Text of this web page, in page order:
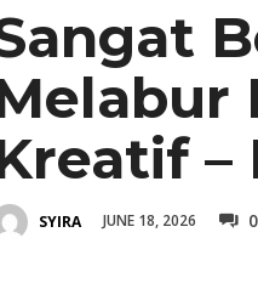
–
SYIRA JUNE 18, 2026 0